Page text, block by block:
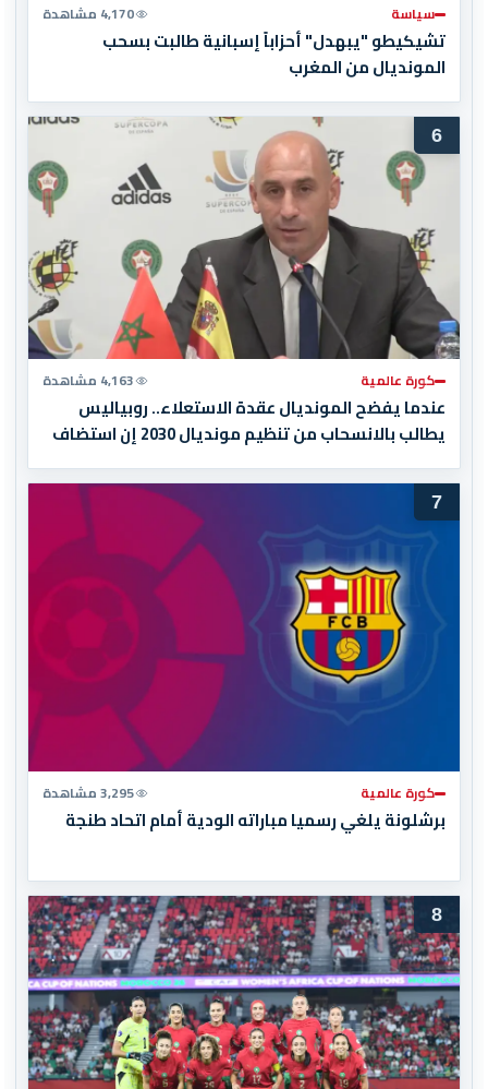
سياسة 4,170 مشاهدة
تشيكيطو "يبهدل" أحزاباً إسبانية طالبت بسحب
المونديال من المغرب
6
كورة عالمية 4,163 مشاهدة
عندما يفضح المونديال عقدة الاستعلاء.. روبياليس
يطالب بالانسحاب من تنظيم مونديال 2030 إن استضاف
المغرب المباراة النهائية!
7
كورة عالمية 3,295 مشاهدة
برشلونة يلغي رسميا مباراته الودية أمام اتحاد طنجة
8